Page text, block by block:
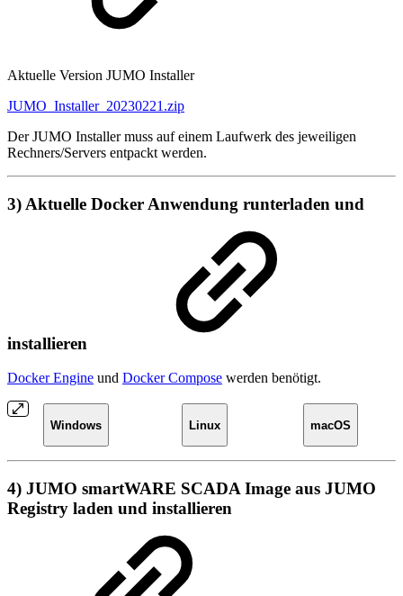
Aktuelle Version JUMO Installer
JUMO_Installer_20230221.zip
Der JUMO Installer muss auf einem Laufwerk des jeweiligen
Rechners/Servers entpackt werden.
3) Aktuelle Docker Anwendung runterladen und
installieren
Docker Engine und Docker Compose werden benötigt.
Windows Linux macOS
4) JUMO smartWARE SCADA Image aus JUMO
Registry laden und installieren